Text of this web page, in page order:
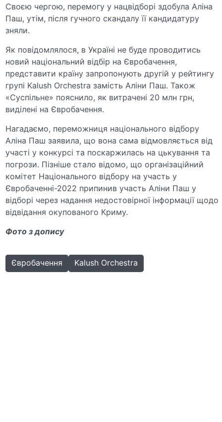
Своєю чергою, перемогу у нацвідборі здобула Аліна
Паш, утім, після гучного скандалу її кандидатуру
зняли.
Як повідомлялося, в Україні не буде проводитись
новий національний відбір на Євробачення,
представити країну запропонують другій у рейтингу
групі Kalush Orchestra замість Аліни Паш. Також
«Суспільне» пояснило, як витрачені 20 млн грн,
виділені на Євробачення.
Нагадаємо, переможниця національного відбору
Аліна Паш заявила, що вона сама відмовляється від
участі у конкурсі та поскаржилась на цькування та
погрози. Пізніше стало відомо, що організаційний
комітет Національного відбору на участь у
Євробаченні-2022 припинив участь Аліни Паш у
відборі через надання недостовірної інформації щодо
відвідання окупованого Криму.
Фото з допису
Євробачення Kalush Orchestra